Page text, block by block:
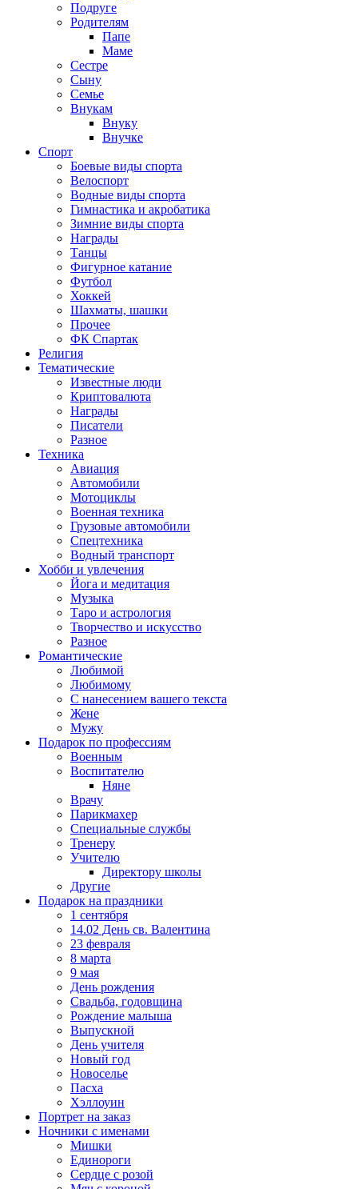
Подруге
Родителям
Папе
Маме
Сестре
Сыну
Семье
Внукам
Внуку
Внучке
Спорт
Боевые виды спорта
Велоспорт
Водные виды спорта
Гимнастика и акробатика
Зимние виды спорта
Награды
Танцы
Фигурное катание
Футбол
Хоккей
Шахматы, шашки
Прочее
ФК Спартак
Религия
Тематические
Известные люди
Криптовалюта
Награды
Писатели
Разное
Техника
Авиация
Автомобили
Мотоциклы
Военная техника
Грузовые автомобили
Спецтехника
Водный транспорт
Хобби и увлечения
Йога и медитация
Музыка
Таро и астрология
Творчество и искусство
Разное
Романтические
Любимой
Любимому
С нанесением вашего текста
Жене
Мужу
Подарок по профессиям
Военным
Воспитателю
Няне
Врачу
Парикмахер
Специальные службы
Тренеру
Учителю
Директору школы
Другие
Подарок на праздники
1 сентября
14.02 День св. Валентина
23 февраля
8 марта
9 мая
День рождения
Свадьба, годовщина
Рождение малыша
Выпускной
День учителя
Новый год
Новоселье
Пасха
Хэллоуин
Портрет на заказ
Ночники с именами
Мишки
Единороги
Сердце с розой